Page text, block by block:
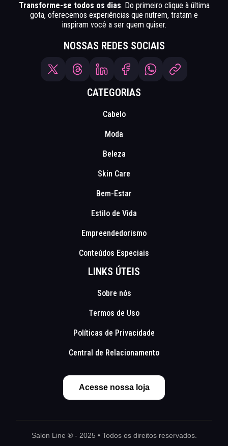
Transforme-se todos os dias. Do primeiro clique à última
gota, oferecemos experiências que nutrem, tratam e
inspiram você a ser quem quiser.
NOSSAS REDES SOCIAIS
CATEGORIAS
Cabelo
Moda
Beleza
Skin Care
Bem-Estar
Estilo de Vida
Empreendedorismo
Conteúdos Especiais
LINKS ÚTEIS
Sobre nós
Termos de Uso
Políticas de Privacidade
Central de Relacionamento
Acesse nossa loja
Salon Line ® - 2025 • Todos os direitos reservados.